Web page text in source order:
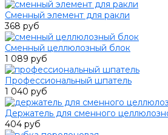
Сменный элемент для ракли
368 руб
Сменный целлюлозный блок
1 089 руб
Профессиональный шпатель
1 040 руб
Держатель для сменного
404 руб